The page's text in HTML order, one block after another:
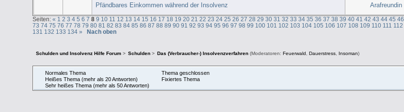
Pfändbares Einkommen während der Insolvenz Arafreundin
Seiten:« 1 2 3 4 5 6 7 8 9 10 11 12 13 14 15 16 17 18 19 20 21 22 23 24 25 26 27 28 29 30 31 32 33 34 35 36 37 38 39 40 41 42 43 44 45 46
73 74 75 76 77 78 79 80 81 82 83 84 85 86 87 88 89 90 91 92 93 94 95 96 97 98 99 100 101 102 103 104 105 106 107 108 109 110 111 112
131 132 133 134 » Nach oben
Schulden und Insolvenz Hilfe Forum> Schulden> Das (Verbraucher-) Insolvenzverfahren(Moderatoren: Feuerwald Dauerstress, Insoman)
Normales Thema
Heißes Thema (mehr als 20 Antworten)
Sehr heißes Thema (mehr als 50 Antworten)
Thema geschlossen
Fixiertes Thema